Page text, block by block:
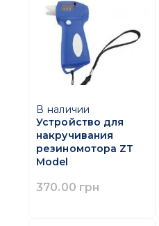
В наличии
Устройство для
накручивания
резиномотора ZT
Model
370.00 грн